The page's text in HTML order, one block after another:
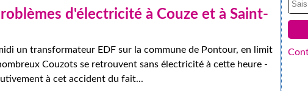
d'électricité à Couze et à Saint-
un transformateur EDF sur la commune de Pontour, en limit
Couzots se retrouvent sans électricité à cette heure -
à cet accident du fait...